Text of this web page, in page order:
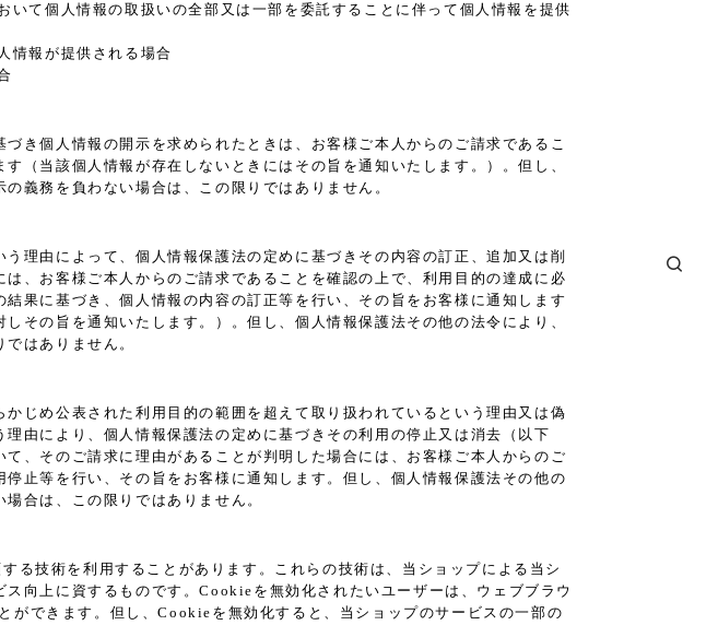
いて個人情報の取扱いの全部又は一部を委託することに伴って個人情報を提供
情報が提供される場合
き個人情報の開示を求められたときは、お客様ご本人からのご請求であるこ
（当該個人情報が存在しないときにはその旨を通知いたします。）。但し、
義務を負わない場合は、この限りではありません。
理由によって、個人情報保護法の定めに基づきその内容の訂正、追加又は削
、お客様ご本人からのご請求であることを確認の上で、利用目的の達成に必
果に基づき、個人情報の内容の訂正等を行い、その旨をお客様に通知します
その旨を通知いたします。）。但し、個人情報保護法その他の法令により、
はありません。
じめ公表された利用目的の範囲を超えて取り扱われているという理由又は偽
由により、個人情報保護法の定めに基づきその利用の停止又は消去（以下
、そのご請求に理由があることが判明した場合には、お客様ご本人からのご
止等を行い、その旨をお客様に通知します。但し、個人情報保護法その他の
合は、この限りではありません。
る技術を利用することがあります。これらの技術は、当ショップによる当シ
向上に資するものです。Cookieを無効化されたいユーザーは、ウェブブラウ
ができます。但し、Cookieを無効化すると、当ショップのサービスの一部の